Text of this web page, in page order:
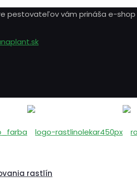
pestovateľov vám prináša e-shop
rastlín